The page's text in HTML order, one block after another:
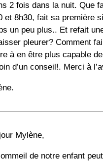
2 fois dans la nuit. Que
et 8h30, fait sa première
un peu plus.. Et refait
pleurer? Comment
à en être plus capable
d’un conseil!. Merci à
Mylène,
de notre enfant